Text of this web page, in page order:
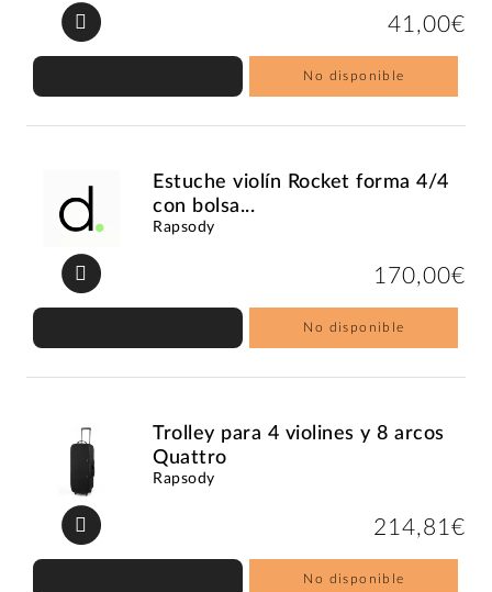
41,00€
No disponible
Estuche violín Rocket forma 4/4
con bolsa...
Rapsody
170,00€
No disponible
Trolley para 4 violines y 8 arcos
Quattro
Rapsody
214,81€
No disponible